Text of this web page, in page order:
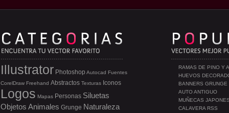
RAMAS DE PINO Y
HUEVOS
BANNERS GRUNGE
AUTO ANTIGUO
MUÑECAS
CALAVERA RSS
Illustrator Photoshop Autocad Fuentes
CorelDraw Freehand Abstractos Texturas Iconos
Logos Mapas Personas Siluetas
Objetos Animales Grunge Naturaleza